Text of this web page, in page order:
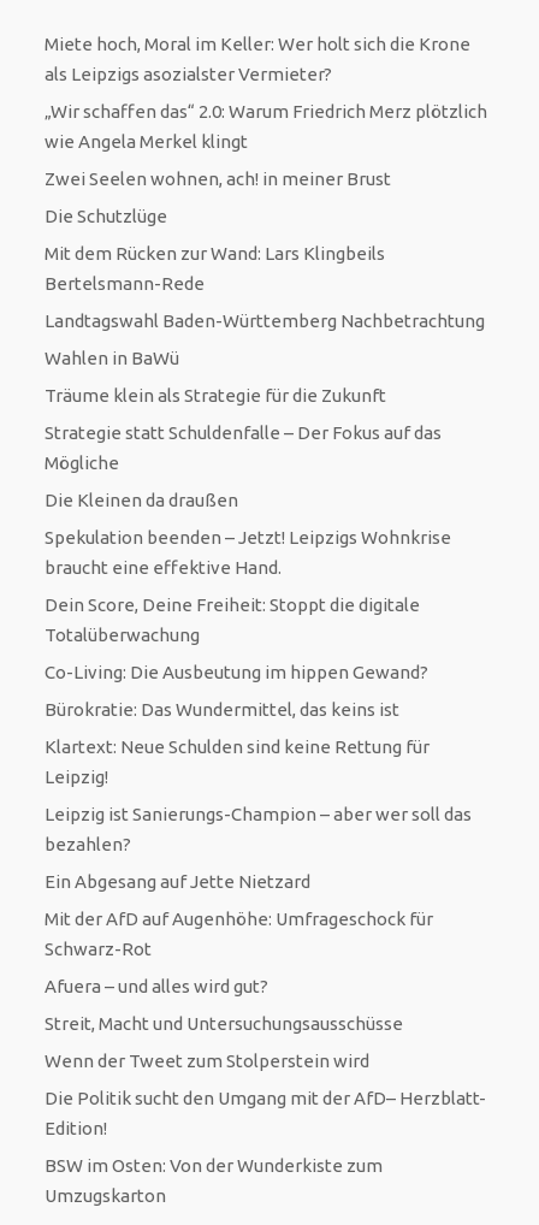
Miete hoch, Moral im Keller: Wer holt sich die Krone
als Leipzigs asozialster Vermieter?
„Wir schaffen das“ 2.0: Warum Friedrich Merz plötzlich
wie Angela Merkel klingt
Zwei Seelen wohnen, ach! in meiner Brust
Die Schutzlüge
Mit dem Rücken zur Wand: Lars Klingbeils
Bertelsmann-Rede
Landtagswahl Baden-Württemberg Nachbetrachtung
Wahlen in BaWü
Träume klein als Strategie für die Zukunft
Strategie statt Schuldenfalle – Der Fokus auf das
Mögliche
Die Kleinen da draußen
Spekulation beenden – Jetzt! Leipzigs Wohnkrise
braucht eine effektive Hand.
Dein Score, Deine Freiheit: Stoppt die digitale
Totalüberwachung
Co-Living: Die Ausbeutung im hippen Gewand?
Bürokratie: Das Wundermittel, das keins ist
Klartext: Neue Schulden sind keine Rettung für
Leipzig!
Leipzig ist Sanierungs-Champion – aber wer soll das
bezahlen?
Ein Abgesang auf Jette Nietzard
Mit der AfD auf Augenhöhe: Umfrageschock für
Schwarz-Rot
Afuera – und alles wird gut?
Streit, Macht und Untersuchungsausschüsse
Wenn der Tweet zum Stolperstein wird
Die Politik sucht den Umgang mit der AfD– Herzblatt-
Edition!
BSW im Osten: Von der Wunderkiste zum
Umzugskarton